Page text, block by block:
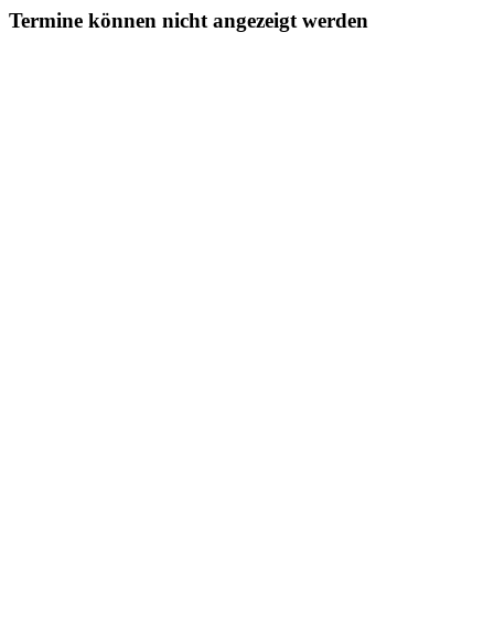
Termine können nicht angezeigt werden